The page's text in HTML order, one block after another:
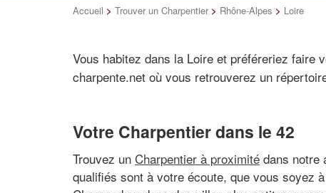
Accueil > Trouver un Charpentier > Rhône-Alpes > Loire
Vous habitez dans la Loire et préféreriez faire
charpente.net où vous retrouverez un
Votre Charpentier dans le 42
Trouvez un Charpentier à proximité dans notre
qualifiés sont à votre écoute, que vous soyez